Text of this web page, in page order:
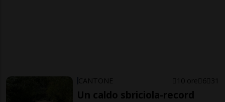
CANTONE 10 ore 6 31
Un caldo sbriciola-record